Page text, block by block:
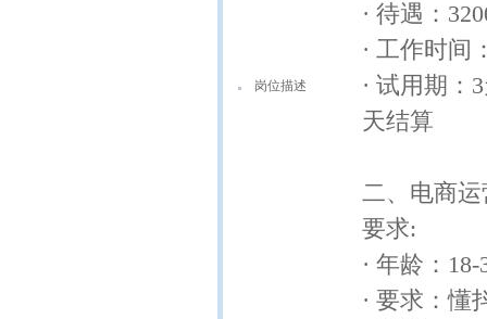
岗位描述
· 待遇：
· 工作时间
· 试用期：
天结算
二、电商运
要求:
· 年龄：
· 要求：懂